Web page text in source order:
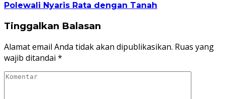
Polewali Nyaris Rata dengan Tanah
Tinggalkan Balasan
Alamat email Anda tidak akan dipublikasikan. Ruas yang
wajib ditandai *